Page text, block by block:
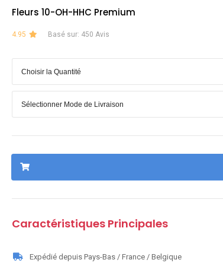
Fleurs 10-OH-HHC Premium
4.95 Basé sur: 450 Avis
Caractéristiques Principales
Expédié depuis Pays-Bas / France / Belgique